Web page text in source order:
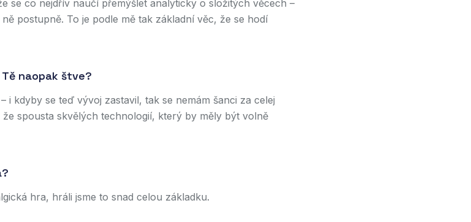
se co nejdřív naučí přemýšlet analyticky o složitých věcech –
postupně. To je podle mě tak základní věc, že se hodí
naopak štve?
i kdyby se teď vývoj zastavil, tak se nemám šanci za celej
spousta skvělých technologií, který by měly být volně
hra, hráli jsme to snad celou základku.